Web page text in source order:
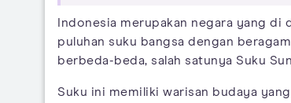
Indonesia merupakan negara yang di
puluhan suku bangsa dengan
berbeda-beda, salah satunya Suku
Suku ini memiliki warisan budaya